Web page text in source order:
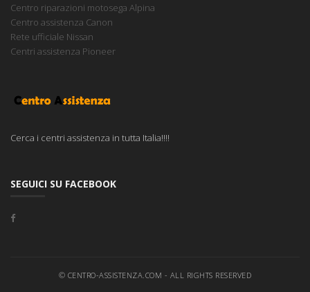
Centro riparazioni motosega Alpina
Centro assistenza Canon
Rete ufficiale Nissan
Centri assistenza Pioneer
Cerca i centri assistenza in tutta Italia!!!!
SEGUICI SU FACEBOOK
© CENTRO-ASSISTENZA.COM - ALL RIGHTS RESERVED